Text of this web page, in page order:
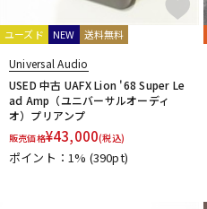
ユーズド NEW 送料無料
Universal Audio
USED 中古 UAFX Lion '68 Super Le
ad Amp（ユニバーサルオーディ
オ）プリアンプ
販売価格¥43,000(税込)
ポイント：1% (390pt)